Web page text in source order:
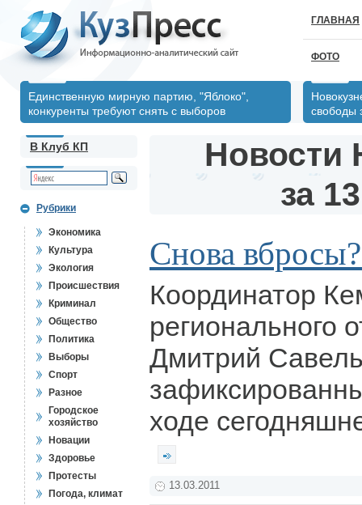
ГЛАВНАЯ
ФОТО
Единственную мирную партию, "Яблоко",
конкуренты требуют снять с выборов
свободы
В Клуб КП
Рубрики
Экономика
Культура
Экология
Происшествия
Криминал
Общество
Политика
Выборы
Спорт
Разное
Городское
хозяйство
Новации
Здоровье
Протесты
Погода, климат
Новости
за
Снова
Координатор
регионального
Дмитрий
ходе
13.03.2011